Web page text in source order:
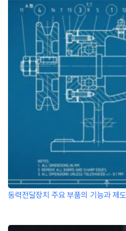
동력전달장치 주요 부품의 기능과 제도